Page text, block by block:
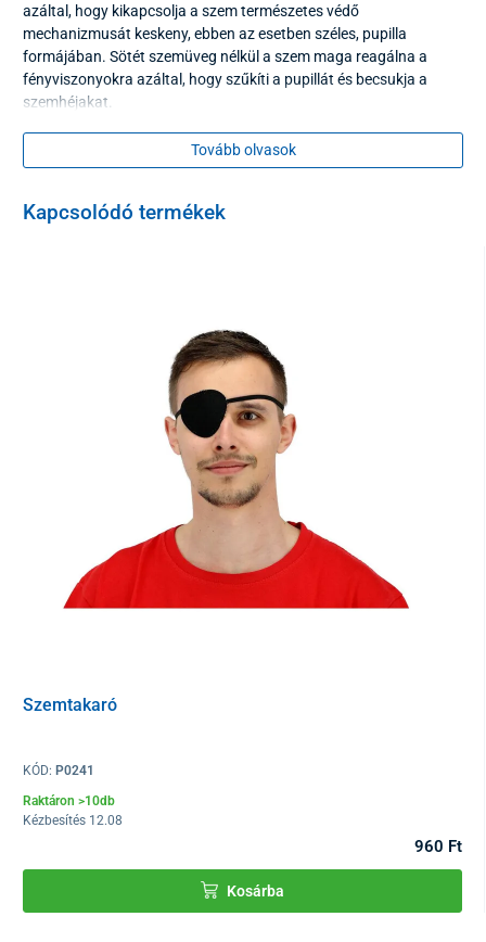
azáltal, hogy kikapcsolja a szem természetes védő
mechanizmusát keskeny, ebben az esetben széles, pupilla
formájában. Sötét szemüveg nélkül a szem maga reagálna a
fényviszonyokra azáltal, hogy szűkíti a pupillát és becsukja a
szemhéjakat.
Az UV szemüvegetpéldául szoláriumban vagy otthonhasználják
hegyi napfényben.
Tovább olvasok
Kapcsolódó termékek
Szemtakaró
KÓD: P0241
Raktáron >10db
Kézbesítés 12.08
960 Ft
Kosárba